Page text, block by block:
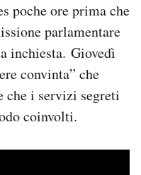
poche ore prima che
parlamentare
inchiesta. Giovedì
convinta” che
che i servizi segreti
coinvolti.